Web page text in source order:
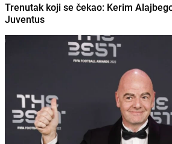
Trenutak koji se čekao: Kerim
Juventus